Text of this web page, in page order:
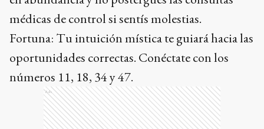
médicas de control si sentís molestias.
Fortuna: Tu intuición mística te guiará hacia las
oportunidades correctas. Conéctate con los
números 11, 18, 34 y 47.
Ads